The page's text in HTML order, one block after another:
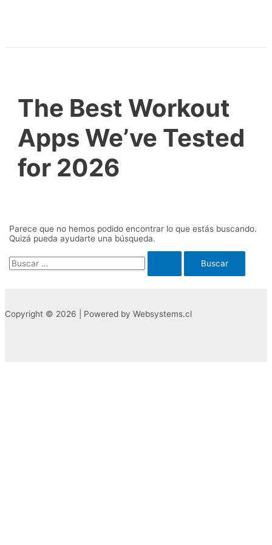
The Best Workout
Apps We’ve Tested
for 2026
Parece que no hemos podido encontrar lo que estás buscando.
Quizá pueda ayudarte una búsqueda.
Buscar
por:
Copyright © 2026 | Powered by Websystems.cl